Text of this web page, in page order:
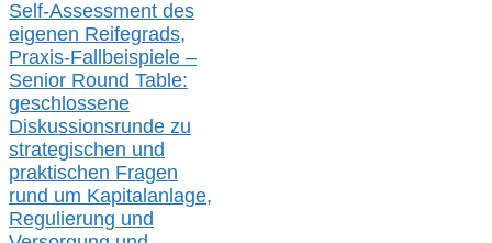
Self-Assessment des
eigenen Reifegrads,
Praxis-Fallbeispiele –
Senior Round Table:
geschlossene
Diskussionsrunde zu
strategischen und
praktischen Fragen
rund um Kapitalanlage,
Regulierung und